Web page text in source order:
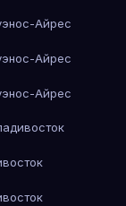
Айрес
Айрес
Айрес